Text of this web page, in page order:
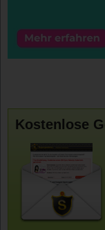
Kostenlose